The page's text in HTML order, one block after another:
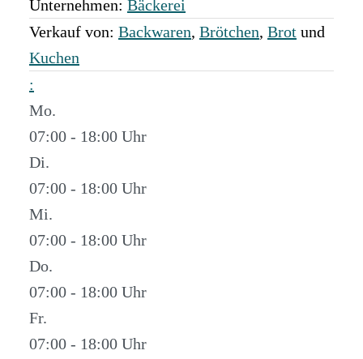
Unternehmen: Bäckerei
Verkauf von: Backwaren, Brötchen, Brot und
Kuchen
:
Mo.
07:00 - 18:00
Di.
07:00 - 18:00
Mi.
07:00 - 18:00
Do.
07:00 - 18:00
Fr.
07:00 - 18:00